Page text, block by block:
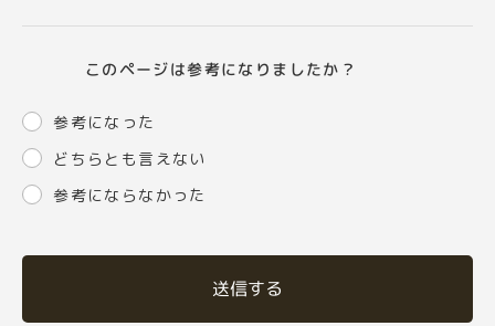
このページは参考になりましたか？
参考になった
どちらとも言えない
参考にならなかった
送信する